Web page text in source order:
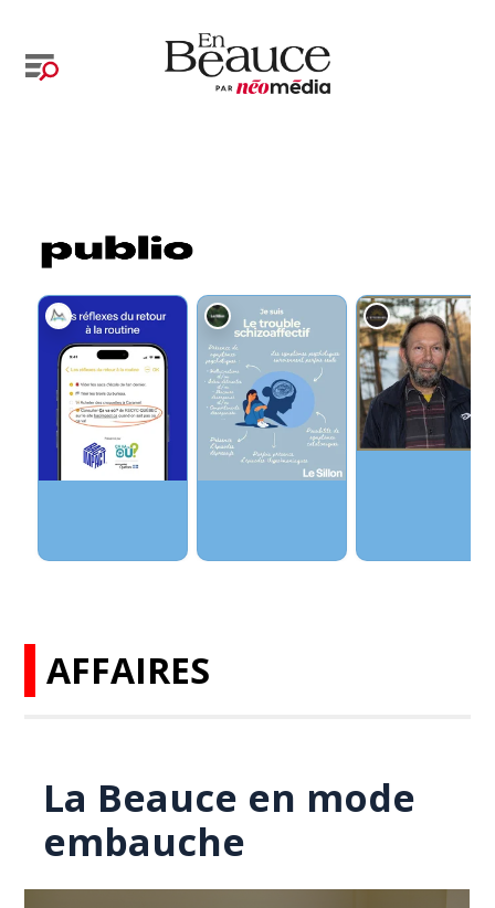
AFFAIRES
La Beauce en mode
embauche